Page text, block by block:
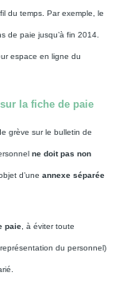
du temps. Par exemple, le
de paie jusqu’à fin 2014.
espace en ligne du
la fiche de paie
grève sur le bulletin de
ne doit pas non
d’une annexe séparée
paie , à éviter toute
du personnel)